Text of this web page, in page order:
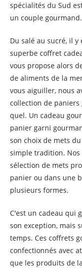
spécialités du Sud
un couple gourmand.
Du salé au sucré, il
superbe coffret
vous propose alors
de aliments de la
vous aiguiller, nous
collection de
quel. Un cadeau
panier garni
son choix de mets
simple tradition.
sélection de mets
panier ou dans une
plusieurs formes.
C'est un cadeau qui
son exception, mais
temps. Ces coffrets
confectionnés avec
que les produits de